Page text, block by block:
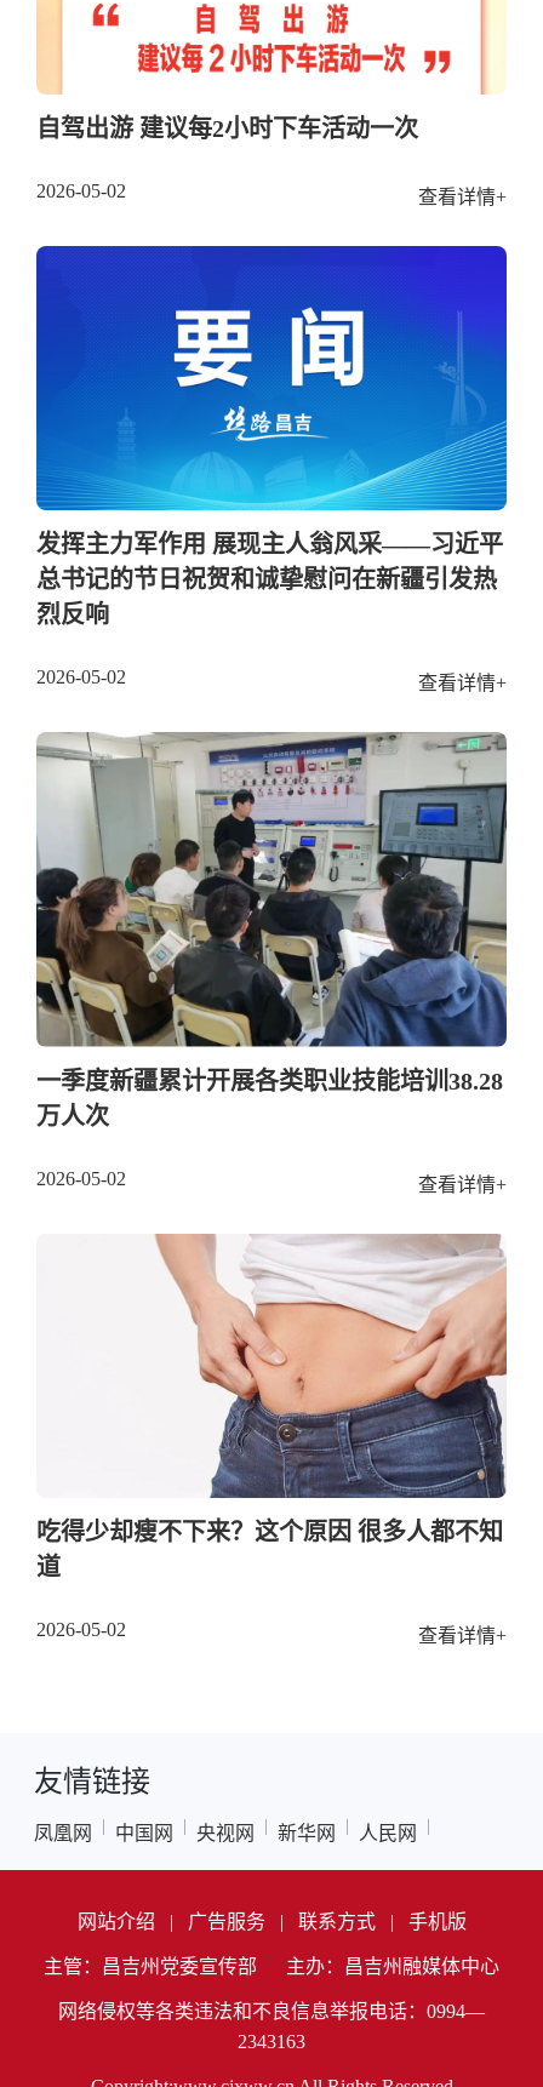
自驾出游 建议每2小时下车活动一次
2026-05-02 查看详情+
发挥主力军作用 展现主人翁风采——习近平
总书记的节日祝贺和诚挚慰问在新疆引发热
烈反响
2026-05-02 查看详情+
一季度新疆累计开展各类职业技能培训38.28
万人次
2026-05-02 查看详情+
吃得少却瘦不下来？这个原因 很多人都不知
道
2026-05-02 查看详情+
友情链接
凤凰网 中国网 央视网 新华网 人民网
网站介绍 | 广告服务 | 联系方式 | 手机版
主管：昌吉州党委宣传部 主办：昌吉州融媒体中心
网络侵权等各类违法和不良信息举报电话：0994—
2343163